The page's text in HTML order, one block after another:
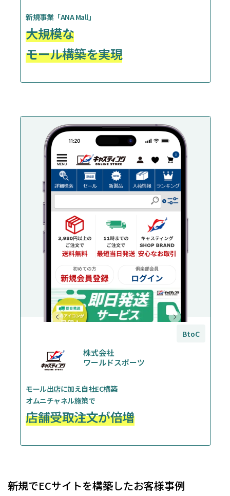
新規事業「ANA Mall」
大規模な
モール構築を実現
BtoC
株式会社
ワールドスポーツ
モール出店に加え自社EC構築
オムニチャネル施策で
店舗受取注文が倍増
新規でECサイトを構築したお客様事例